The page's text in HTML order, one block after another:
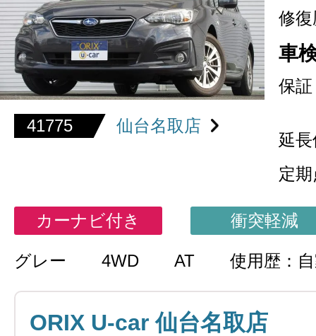
41775 仙台名取店
修復
車
保証
延
定
カーナビ付き 衝突軽減
グレー 4WD AT 使用歴：
ORIX U-car 仙台名取店